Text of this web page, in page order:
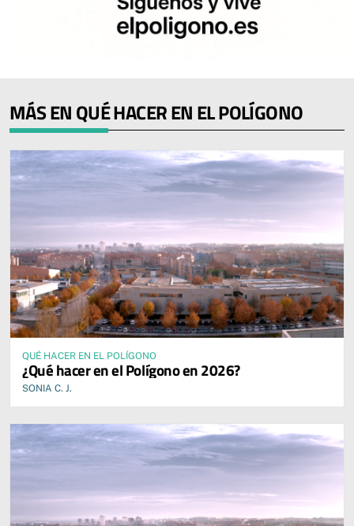
MÁS EN QUÉ HACER EN EL POLÍGONO
QUÉ HACER EN EL POLÍGONO
¿Qué hacer en el Polígono en 2026?
SONIA C. J.